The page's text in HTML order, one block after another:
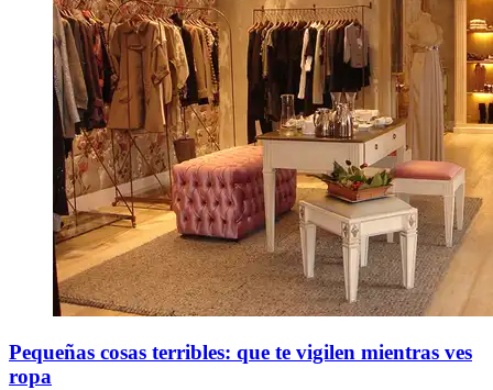
Pequeñas cosas terribles: que te vigilen mientras ves
ropa